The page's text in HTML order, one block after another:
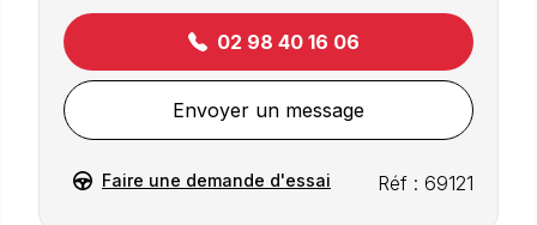
02 98 40 16 06
Envoyer un message
Faire une demande d'essai Réf : 69121